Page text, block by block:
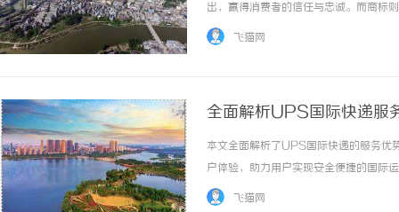
出，赢得消费者的信任与忠诚。而商标
化和价值观的体现。买商标因此成为了
飞猫网
全面解析UPS国际快递服
本文全面解析了UPS国际快递的服务优
户体验，助力用户实现安全便捷的国际
飞猫网